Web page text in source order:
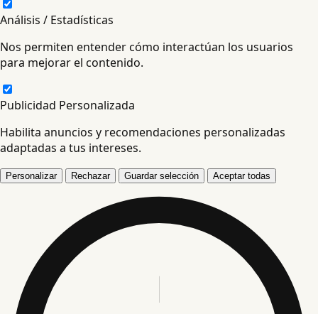
Análisis / Estadísticas
Nos permiten entender cómo interactúan los usuarios
para mejorar el contenido.
Publicidad Personalizada
Habilita anuncios y recomendaciones personalizadas
adaptadas a tus intereses.
Personalizar Rechazar Guardar selección Aceptar todas